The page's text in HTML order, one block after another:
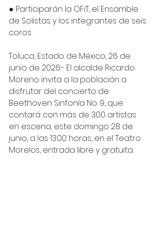
● Participarán la OFiT, el Ensamble
de Solistas y los integrantes de seis
coros
Toluca, Estado de México, 26 de
junio de 2026.- El alcalde Ricardo
Moreno invita a la población a
disfrutar del concierto de
Beethoven Sinfonía No. 9, que
contará con más de 300 artistas
en escena, este domingo 28 de
junio, a las 13:00 horas, en el Teatro
Morelos, entrada libre y gratuita.